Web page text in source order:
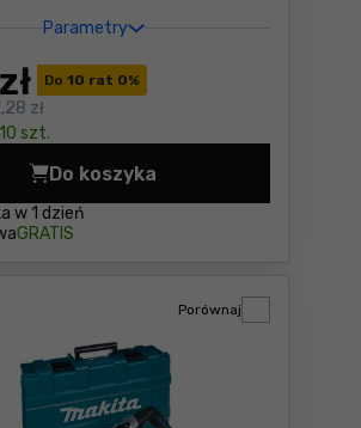
Parametry
Do 10 rat 0%
zł
zł
10 szt.
w 1 dzień
GRATIS
Do koszyka
Młotowiertarka Makita
Porównaj